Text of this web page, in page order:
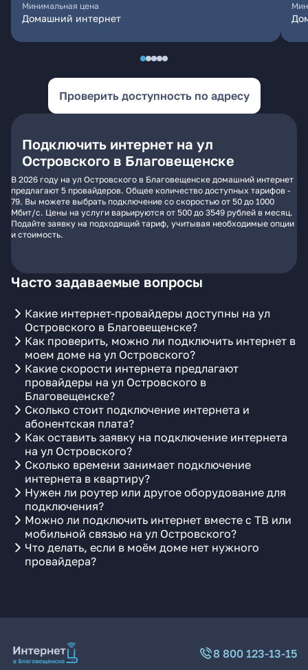
Минимальная цена
Домашний интернет
Проверить доступность по адресу
Подключить интернет на ул
Островского в Благовещенске
В 2026 году на ул Островского в Благовещенске домашний интернет
предлагают 5 провайдеров. Общее количество доступных тарифов -
79. Вы можете выбрать подключение со скоростью от 50 до 1000
Мбит/с. Цены на услуги варьируются от 500 до 3549 рублей в месяц.
Подайте заявку на подходящий тариф, учитывая необходимые опции
и стоимость.
Часто задаваемые вопросы
Какие интернет-провайдеры доступны на ул
Островского в Благовещенске?
Как проверить, можно ли подключить интернет в
моем доме на ул Островского?
Какие скорости интернета предлагают
провайдеры на ул Островского в
Благовещенске?
Сколько стоит подключение интернета и
абонентская плата?
Как оставить заявку на подключение интернета
на ул Островского?
Сколько времени занимает подключение
интернета в квартиру?
Нужен ли роутер или другое оборудование для
подключения?
Можно ли подключить интернет вместе с ТВ или
мобильной связью на ул Островского?
Что делать, если в моём доме нет нужного
провайдера?
8 800 123-13-15